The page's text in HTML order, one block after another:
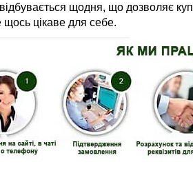
щодня, що дозволяє
цікаве для себе.